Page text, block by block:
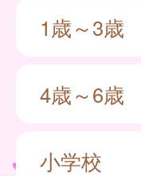
1歳～3歳
4歳～6歳
小学校